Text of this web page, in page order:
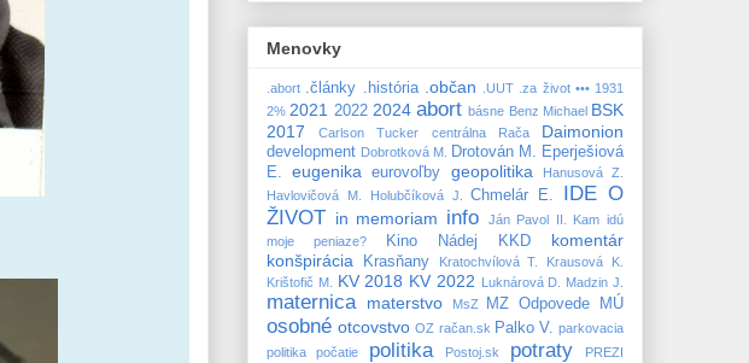
Menovky
.abort .články .história .občan .UUT .za život ••• 1931
2% 2021 2022 2024 abort básne Benz Michael BSK
2017
Carlson Tucker centrálna Rača Daimonion
development Dobrotková M. Drotován M.
Eperješiová
E.
eugenika eurovoľby geopolitika
Hanusová Z.
Havlovičová M.
Holubčíková J. Chmelár E.
IDE O
ŽIVOT in memoriam info Ján Pavol II.
Kam idú
moje peniaze?
Kino Nádej KKD
komentár
konšpirácia
Krasňany Kratochvílová T.
Krausová K.
Krištofič M.
KV 2018 KV 2022 Luknárová D. Madzin J.
maternica materstvo MsZ MZ Odpovede MÚ
osobné otcovstvo OZ račan.sk Palko V. parkovacia
politika
počatie politika Postoj.sk potraty
PREZI